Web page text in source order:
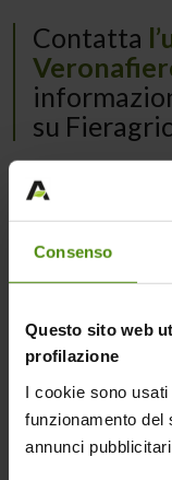
Consenso
Questo sito web
profilazione
I cookie sono
funzionamento del
annunci
Contatta
su
Capo